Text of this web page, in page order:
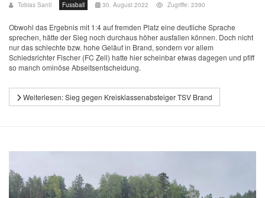
Tobias Santl Fussball 30. August 2022 Zugriffe: 2390
Obwohl das Ergebnis mit 1:4 auf fremden Platz eine deutliche Sprache
sprechen, hätte der Sieg noch durchaus höher ausfallen können. Doch nicht
nur das schlechte bzw. hohe Geläuf in Brand, sondern vor allem
Schiedsrichter Fischer (FC Zell) hatte hier scheinbar etwas dagegen und pfiff
so manch ominöse Abseitsentscheidung.
Weiterlesen: Sieg gegen Kreisklassenabsteiger TSV Brand